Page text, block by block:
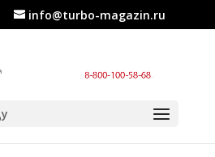
info@turbo-magazin.ru